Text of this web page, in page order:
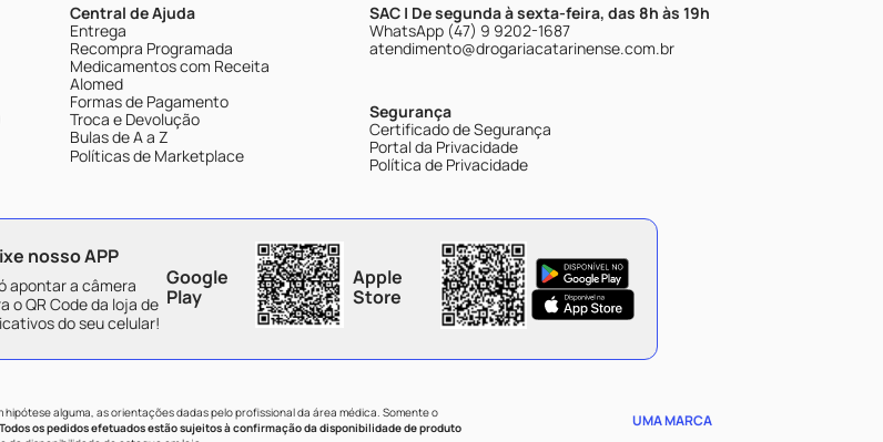
Central de Ajuda
Entrega
Recompra Programada
Medicamentos com Receita
Alomed
Formas de Pagamento
Troca e Devolução
Bulas de A a Z
Políticas de Marketplace
SAC | De segunda à sexta-feira, das 8h às 19h
WhatsApp (47) 9 9202-1687
atendimento@drogariacatarinense.com.br
Segurança
Certificado de Segurança
Portal da Privacidade
Política de Privacidade
nosso APP
apontar a câmera
o QR Code da loja de
do seu celular!
Google
Play
Apple
Store
alguma, as orientações dadas pelo profissional da área médica. Somente o
Todos os pedidos efetuados estão sujeitos à confirmação da disponibilidade de produto
UMA MARCA